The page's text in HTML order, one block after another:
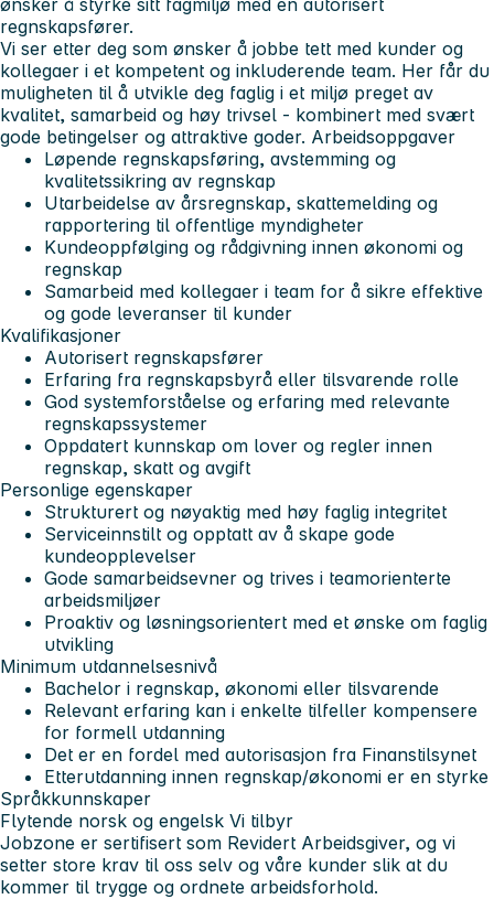
regnskapsfører.
Vi ser etter deg som ønsker å jobbe tett med kunder og
kollegaer i et kompetent og inkluderende team. Her får du
muligheten til å utvikle deg faglig i et miljø preget av
kvalitet, samarbeid og høy trivsel - kombinert med svært
gode betingelser og attraktive goder. Arbeidsoppgaver
Løpende regnskapsføring, avstemming og
kvalitetssikring av regnskap
Utarbeidelse av årsregnskap, skattemelding og
rapportering til offentlige myndigheter
Kundeoppfølging og rådgivning innen økonomi og
regnskap
Samarbeid med kollegaer i team for å sikre effektive
og gode leveranser til kunder
Kvalifikasjoner
Autorisert regnskapsfører
Erfaring fra regnskapsbyrå eller tilsvarende rolle
God systemforståelse og erfaring med relevante
regnskapssystemer
Oppdatert kunnskap om lover og regler innen
regnskap, skatt og avgift
Personlige egenskaper
Strukturert og nøyaktig med høy faglig integritet
Serviceinnstilt og opptatt av å skape gode
kundeopplevelser
Gode samarbeidsevner og trives i teamorienterte
arbeidsmiljøer
Proaktiv og løsningsorientert med et ønske om faglig
utvikling
Minimum utdannelsesnivå
Bachelor i regnskap, økonomi eller tilsvarende
Relevant erfaring kan i enkelte tilfeller kompensere
for formell utdanning
Det er en fordel med autorisasjon fra Finanstilsynet
Etterutdanning innen regnskap/økonomi er en styrke
Språkkunnskaper
Flytende norsk og engelsk Vi tilbyr
Jobzone er sertifisert som Revidert Arbeidsgiver, og vi
setter store krav til oss selv og våre kunder slik at du
kommer til trygge og ordnete arbeidsforhold.